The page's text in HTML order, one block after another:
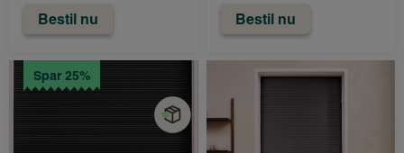
Bestil nu Bestil nu
Spar 25%